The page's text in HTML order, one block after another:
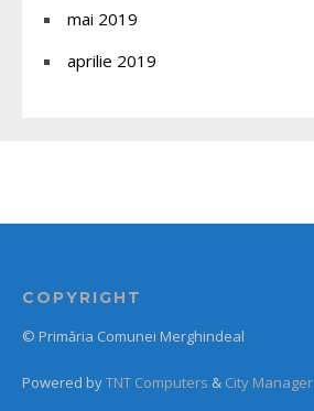
mai 2019
aprilie 2019
COPYRIGHT
© Primăria Comunei Merghindeal
Powered byTNT Computers & City Manager